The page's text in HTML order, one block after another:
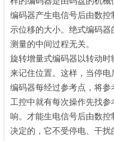
编码器产生电信号后由数
示位移的大小。绝式编码
测量的中间过程无关。
旋转增量式编码器以转动
来记住位置。这样，当停
编码器每经过参考点，将
工控中就有每次操作先找
响。才能生电信号后由数
决定的，它不受停电、干扰